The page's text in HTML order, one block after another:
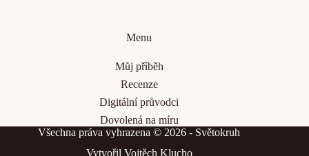
Menu
Můj příběh
Recenze
Digitální průvodci
Dovolená na míru
Všechna práva vyhrazena © 2026 - Světokruh
Vytvořil Vojtěch Klucho